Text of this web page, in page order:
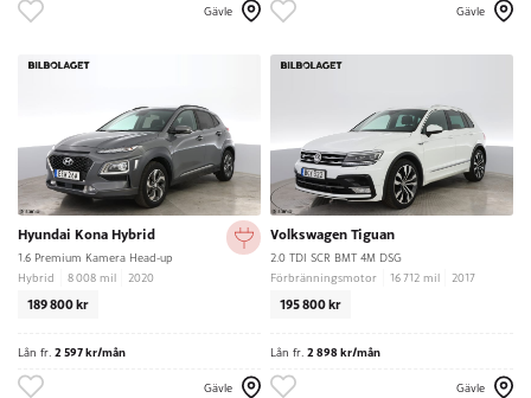
Gävle Gävle
Hyundai Kona Hybrid
1.6 Premium Kamera Head-up
Hybrid
8 008 mil 2020
189 800 kr
Lån fr. 2 597 kr/mån
Gävle
Volkswagen Tiguan
2.0 TDI SCR BMT 4M DSG
Förbränningsmotor
16 712 mil 2017
195 800 kr
Lån fr. 2 898 kr/mån
Gävle